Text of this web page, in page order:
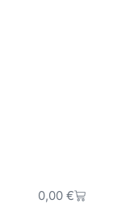
0,00 €